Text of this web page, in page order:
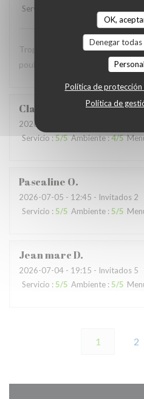
OK,
Denegar todas
Política de
Política de
Servicio
Trop bruyant Impossible de
poulet chaud …
Claude
2026-07-04
Servicio:5/5 Ambiente:4/5
Pascaline O
2026-07-05 - 12:45 - Invitados 2
Servicio : 5/5 Ambiente : 5/5
Jean marcD
2026-07-04 - 19:15 - Invitados 5
Servicio :5/5 Ambiente :5/5
1 2